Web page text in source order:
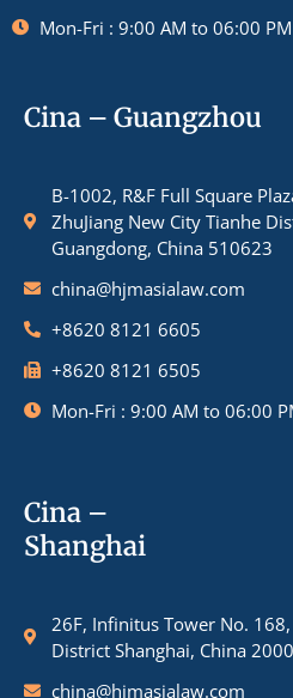
Mon-Fri : 9:00 AM to 06:00 PM
Cina – Guangzhou
B-1002, R&F Full Square
ZhuJiang New City Tianhe
Guangdong, China 510623
china@hjmasialaw.com
+8620 8121 6605
+8620 8121 6505
Mon-Fri : 9:00 AM to 06:00
Cina –
Shanghai
26F, Infinitus Tower No.
District Shanghai, China
china@hjmasialaw.com